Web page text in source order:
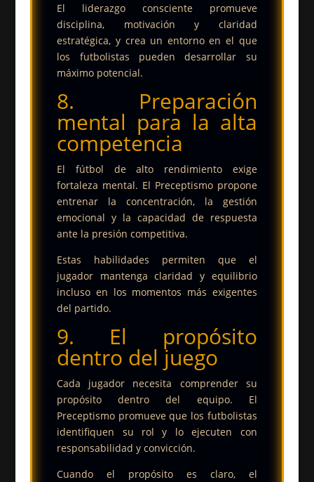
El liderazgo consciente promueve
disciplina, motivación y claridad
estratégica, y crea un entorno en el que
los futbolistas pueden desarrollar su
máximo potencial.
8. Preparación
mental para la alta
competencia
El fútbol de alto rendimiento exige
fortaleza mental. El Preceptismo propone
entrenar la concentración, la gestión
emocional y la capacidad de respuesta
ante la presión competitiva.
Estas habilidades permiten que el
jugador mantenga claridad y equilibrio
incluso en los momentos más exigentes
del partido.
9. El propósito
dentro del juego
Cada jugador necesita comprender su
propósito dentro del equipo. El
Preceptismo promueve que los futbolistas
identifiquen su rol y lo ejecuten con
responsabilidad y convicción.
Cuando el propósito es claro, el